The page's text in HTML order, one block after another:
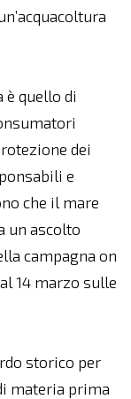
è quello di
dei
e
che il mare
un ascolto
campagna on
14 marzo sulle
storico per
materia prima